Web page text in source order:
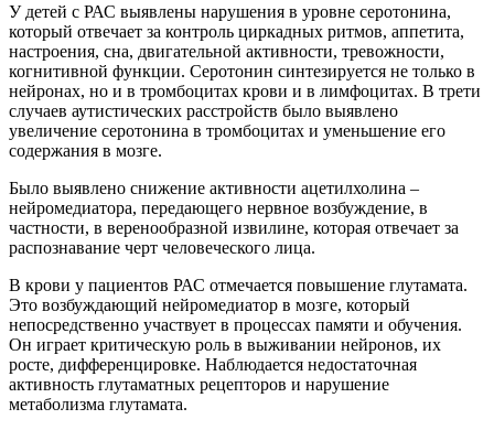
У детей с РАС выявлены нарушения в уровне серотонина,
который отвечает за контроль циркадных ритмов, аппетита,
настроения, сна, двигательной активности, тревожности,
когнитивной функции. Серотонин синтезируется не только в
нейронах, но и в тромбоцитах крови и в лимфоцитах. В трети
случаев аутистических расстройств было выявлено
увеличение серотонина в тромбоцитах и уменьшение его
содержания в мозге.
Было выявлено снижение активности ацетилхолина –
нейромедиатора, передающего нервное возбуждение, в
частности, в веренообразной извилине, которая отвечает за
распознавание черт человеческого лица.
В крови у пациентов РАС отмечается повышение глутамата.
Это возбуждающий нейромедиатор в мозге, который
непосредственно участвует в процессах памяти и обучения.
Он играет критическую роль в выживании нейронов, их
росте, дифференцировке. Наблюдается недостаточная
активность глутаматных рецепторов и нарушение
метаболизма глутамата.